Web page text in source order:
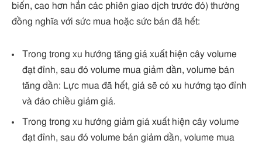
biến, cao hơn hẳn các phiên giao dịch trước đó) thường
đồng nghĩa với sức mua hoặc sức bán đã hết:
Trong trong xu hướng tăng giá xuất hiện cây volume
đạt đỉnh, sau đó volume mua giảm dần, volume bán
tăng dần: Lực mua đã hết, giá sẽ có xu hướng tạo đỉnh
và đảo chiều giảm giá.
Trong trong xu hướng giảm giá xuất hiện cây volume
đạt đỉnh, sau đó volume bán giảm dần, volume mua